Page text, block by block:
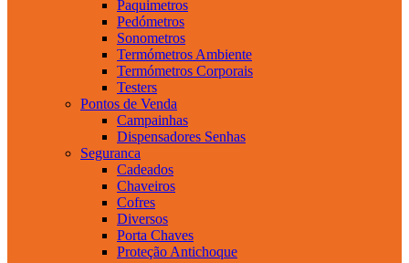
Paquimetros
Pedómetros
Sonometros
Termómetros Ambiente
Termómetros Corporais
Testers
Pontos de Venda
Campainhas
Dispensadores Senhas
Seguranca
Cadeados
Chaveiros
Cofres
Diversos
Porta Chaves
Proteção Antichoque